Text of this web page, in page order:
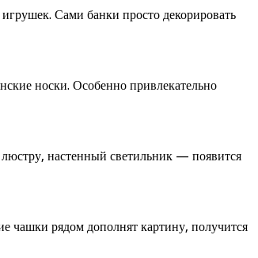
Сами банки просто декорировать
носки. Особенно привлекательно
настенный светильник — появится
чашки рядом дополнят картину, получится